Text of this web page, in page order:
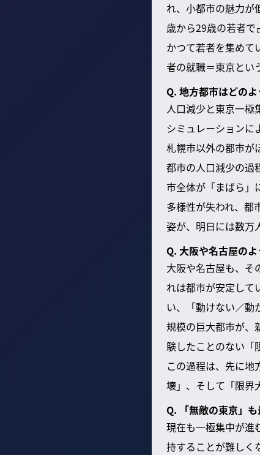
れ、小都市の魅力が
歳から29歳の若者で
かつて若者を集めて
者の就職＝東京とい
Q. 地方都市はどの
人口減少と東京一極
シミュレーションに
札幌市以外の都市が
都市の人口減少の過
市全体が「まばら」
多様性が失われ、都
姿が、明日には数万
Q. 大阪や名古屋の
大阪や名古屋も、そ
れは都市が安定して
い、「動けない／動
規模の巨大都市が、
験したことのない「
この過程は、先に地
壊」、そして「限界
Q. 「無敵の東京」
現在も一極集中が進
持することが難しく